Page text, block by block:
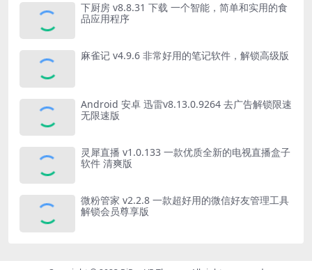
下厨房 v8.8.31 下载 一个智能，简单和实用的食
品应用程序
麻雀记 v4.9.6 非常好用的笔记软件，解锁高级版
Android 安卓 迅雷v8.13.0.9264 去广告解锁限速
无限速版
灵犀直播 v1.0.133 一款优质全新的电视直播盒子
软件 清爽版
微粉管家 v2.2.8 一款超好用的微信好友管理工具
解锁会员尊享版